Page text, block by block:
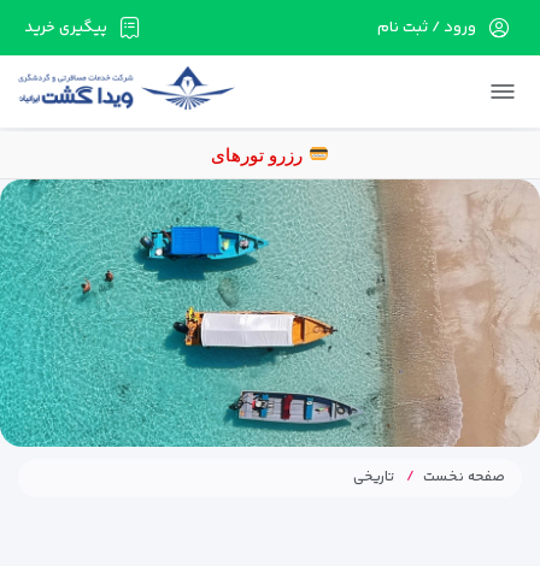
در حال حاضر ارتباط با سرور قطع می باشد لطفا
رزرو تو
پیگیری خرید ورود / ثبت نام
صفحه نخست تاریخی